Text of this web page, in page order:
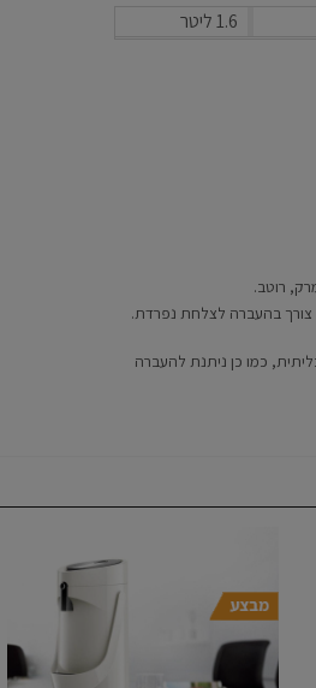
1.6 ליטר
, רוטב.
בהעברה לצלחת נפרדת.
, כמו כן ניתנת להעברה